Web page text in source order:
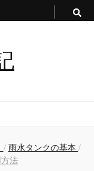
/ 雨水タンクの基本 /
法